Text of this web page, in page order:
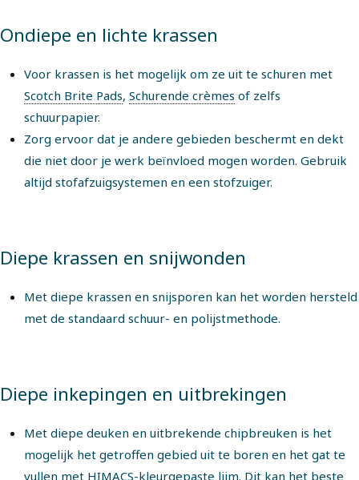
Ondiepe en lichte krassen
Voor krassen is het mogelijk om ze uit te schuren met
Scotch Brite Pads, Schurende crèmes of zelfs
schuurpapier.
Zorg ervoor dat je andere gebieden beschermt en dekt
die niet door je werk beïnvloed mogen worden. Gebruik
altijd stofafzuigsystemen en een stofzuiger.
Diepe krassen en snijwonden
Met diepe krassen en snijsporen kan het worden hersteld
met de standaard schuur- en polijstmethode.
Diepe inkepingen en uitbrekingen
Met diepe deuken en uitbrekende chipbreuken is het
mogelijk het getroffen gebied uit te boren en het gat te
vullen met HIMACS-kleurgepaste lijm. Dit kan het beste